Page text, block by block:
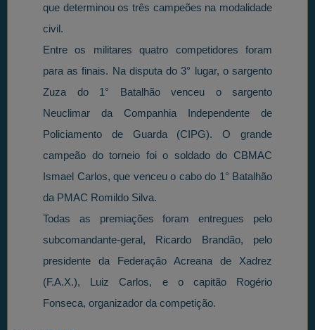
que determinou os três campeões na modalidade
civil.
Entre os militares quatro competidores foram
para as finais. Na disputa do 3° lugar, o sargento
Zuza do 1° Batalhão venceu o sargento
Neuclimar da Companhia Independente de
Policiamento de Guarda (CIPG). O grande
campeão do torneio foi o soldado do CBMAC
Ismael Carlos, que venceu o cabo do 1° Batalhão
da PMAC Romildo Silva.
Todas as premiações foram entregues pelo
subcomandante-geral, Ricardo Brandão, pelo
presidente da Federação Acreana de Xadrez
(F.A.X.), Luiz Carlos, e o capitão Rogério
Fonseca, organizador da competição.